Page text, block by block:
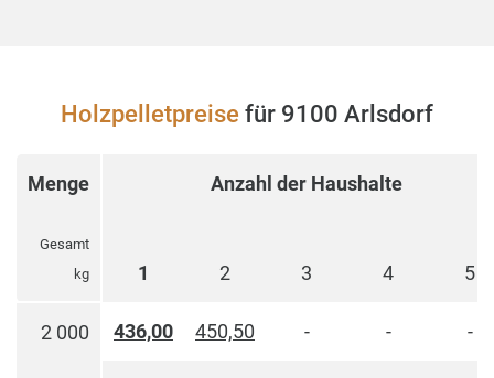
Holzpelletpreisefür 9100 Arlsdorf
Menge Anzahl der Haushalte
Gesamt
kg
1 2 3 4 5
2 000 436,00 450,50 - - -